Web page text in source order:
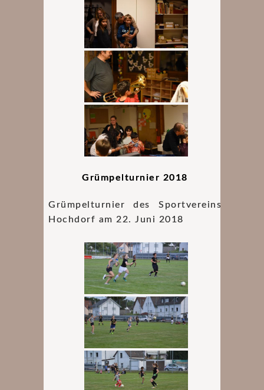
Grümpelturnier 2018
Grümpelturnier des Sportvereins
Hochdorf am 22. Juni 2018